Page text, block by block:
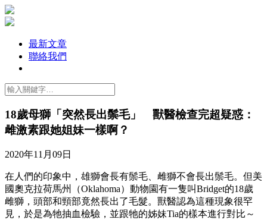
最新文章
聯絡我們
18歲母獅「突然長出鬃毛」 獸醫檢查完超疑惑：
雌激素跟她姐妹一樣啊？
2020年11月09日
在人們的印象中，雄獅會長有鬃毛、雌獅不會長出鬃毛。但美
國奧克拉荷馬州（Oklahoma）動物園有一隻叫Bridget的18歲
雌獅，頭部和頸部竟然長出了毛髮。獸醫認為這種現象很罕
見，於是為牠抽血檢驗，並跟牠的姊妹Tia的樣本進行對比～